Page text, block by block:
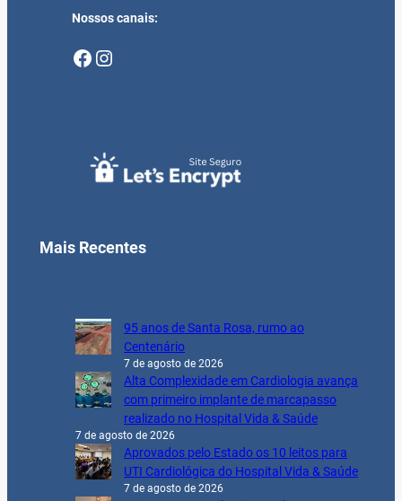
Nossos canais:
Facebook Instagram
Mais Recentes
95 anos de Santa Rosa, rumo ao
Centenário
7 de agosto de 2026
Alta Complexidade em Cardiologia avança
com primeiro implante de marcapasso
realizado no Hospital Vida & Saúde
7 de agosto de 2026
Aprovados pelo Estado os 10 leitos para
UTI Cardiológica do Hospital Vida & Saúde
7 de agosto de 2026